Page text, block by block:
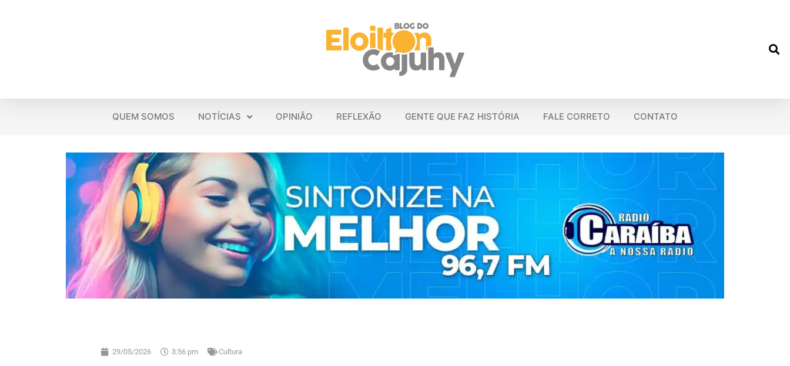
QUEM SOMOS NOTÍCIAS OPINIÃO REFLEXÃO GENTE QUE FAZ HISTÓRIA FALE CORRETO CONTATO
29/05/2026 3:56 pm Cultura